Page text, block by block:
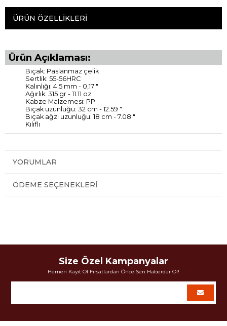
ÜRÜN ÖZELLIKLERI
Ürün Açıklaması:
Bıçak: Paslanmaz çelik
Sertlik: 55-56HRC
Kalınlığı: 4.5 mm - 0,17 "
Ağırlık: 315 gr - 11.11 oz
Kabze Malzemesi: PP
Bıçak uzunluğu: 32 cm - 12.59 "
Bıçak ağzı uzunluğu: 18 cm - 7.08 "
Kılıflı
YORUMLAR
ÖDEME SEÇENEKLERI
Size Özel Kampanyalar
Hemen Kayıt Ol Fırsatlardan Önce Sen Haberdar Ol!